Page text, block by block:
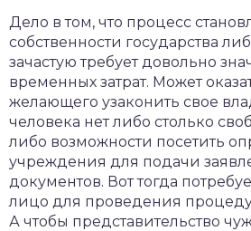
Дело в том, что процесс
собственности государства
зачастую требует довольно
временных затрат. Может
желающего узаконить свое
человека нет либо столько
либо возможности посетить
учреждения для подачи
документов. Вот тогда
лицо для проведения
А чтобы представительство